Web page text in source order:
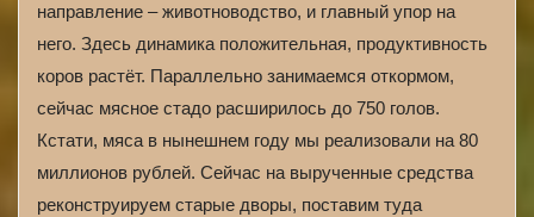
направление – животноводство, и главный упор на
него. Здесь динамика положительная, продуктивность
коров растёт. Параллельно занимаемся откормом,
сейчас мясное стадо расширилось до 750 голов.
Кстати, мяса в нынешнем году мы реализовали на 80
миллионов рублей. Сейчас на вырученные средства
реконструируем старые дворы, поставим туда